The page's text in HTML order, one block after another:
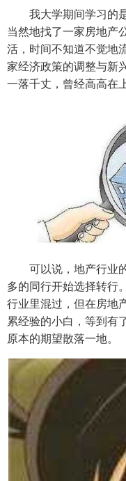
我大学期间学习的是
当然地找了一家房地产
活，时间不知道不觉地
家经济政策的调整与新
一落千丈，曾经高高在
可以说，地产行业的
多的同行开始选择转行
行业里混过，但在房地
累经验的小白，等到有
原本的期望散落一地。